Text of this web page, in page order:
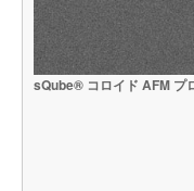
sQube® コロイド AFM プ